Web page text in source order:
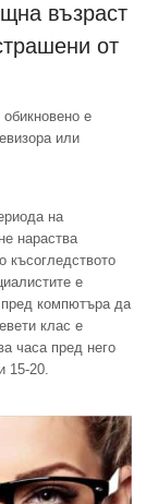
възраст
от
обикновено е
или
на
нараства
късогледството
е
пред компютъра да
клас е
часа пред него
15-20.